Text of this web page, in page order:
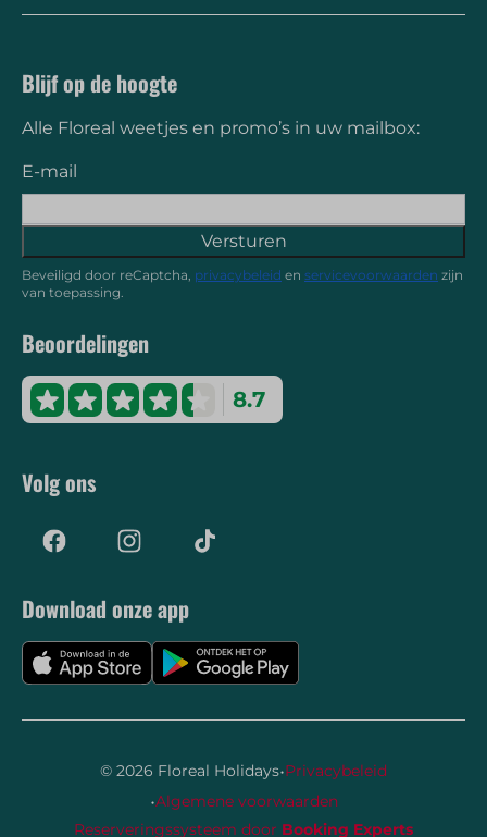
Blijf op de hoogte
Alle Floreal weetjes en promo’s in uw mailbox:
E-mail
Versturen
Beveiligd door reCaptcha, privacybeleid en servicevoorwaarden zijn
van toepassing.
Beoordelingen
8.7
Volg ons
Download onze app
© 2026 Floreal Holidays·Privacybeleid
·Algemene voorwaarden
Reserveringssysteem door Booking Experts